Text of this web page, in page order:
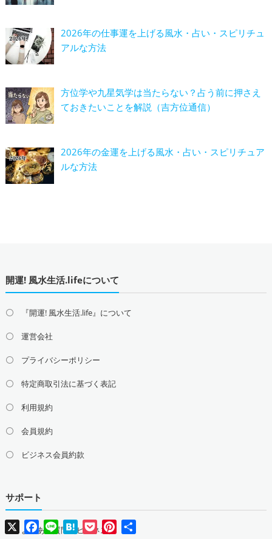
2026年の仕事運を上げる風水・占い・スピリチュ
アルな方法
方位学や九星気学は当たらない？占う前に押さえ
ておきたいことを解説（吉方位通信）
2026年の金運を上げる風水・占い・スピリチュア
ルな方法
開運! 風水生活.lifeについて
『開運! 風水生活.life』について
運営会社
プライバシーポリシー
特定商取引法に基づく表記
利用規約
会員規約
ビジネス会員約款
サポート
よくある質問（ビジネス）
X Facebook
Line HatenaPocketPinterest